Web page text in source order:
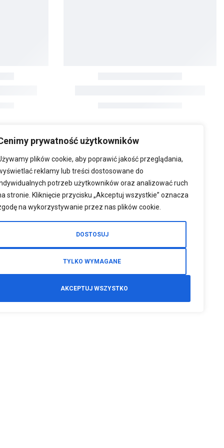
prywatność użytkowników
plików cookie, aby poprawić jakość przeglądania,
reklamy lub treści dostosowane do
potrzeb użytkowników oraz analizować ruch
stronie. Kliknięcie przycisku „Akceptuj wszystkie” oznacza
na wykorzystywanie przez nas plików cookie.
DOSTOSUJ
TYLKO WYMAGANE
AKCEPTUJ WSZYSTKO